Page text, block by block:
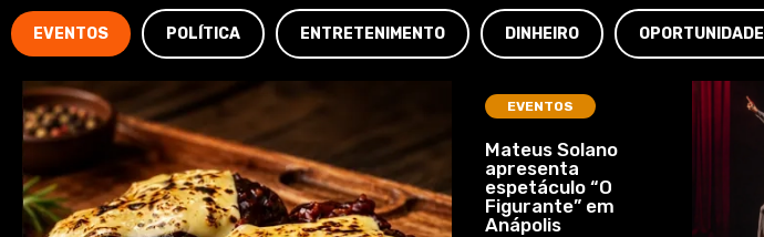
EVENTOS POLÍTICA ENTRETENIMENTO DINHEIRO OPORTUNIDADE
EVENTOS
Mateus Solano
apresenta
espetáculo “O
Figurante” em
Anápolis